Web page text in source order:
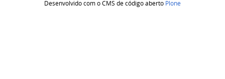
Desenvolvido com o CMS de código aberto Plone